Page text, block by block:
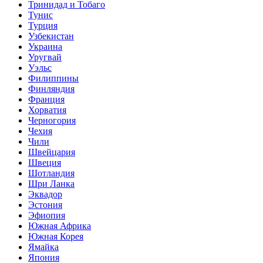
Тринидад и Тобаго
Тунис
Турция
Узбекистан
Украина
Уругвай
Уэльс
Филиппины
Финляндия
Франция
Хорватия
Черногория
Чехия
Чили
Швейцария
Швеция
Шотландия
Шри Ланка
Эквадор
Эстония
Эфиопия
Южная Африка
Южная Корея
Ямайка
Япония